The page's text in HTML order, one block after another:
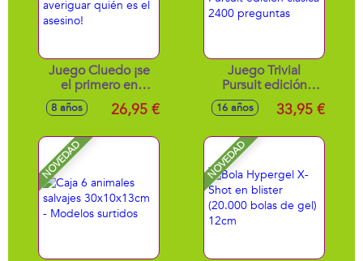
Juego Cluedo ¡se
el primero en
averiguar quién es
el asesino!
8 años 26,95 €
Juego Trivial
Pursuit edición
clásica 2400
preguntas
16 años 33,95 €
NOVEDAD NOVEDAD